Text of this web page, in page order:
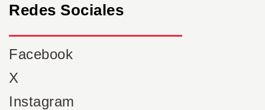
Redes Sociales
Facebook
X
Instagram